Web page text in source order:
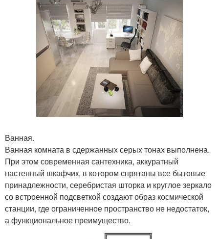
Ванная.
Ванная комната в сдержанных серых тонах выполнена.
При этом современная сантехника, аккуратный
настенный шкафчик, в котором спрятаны все бытовые
принадлежности, серебристая шторка и круглое зеркало
со встроенной подсветкой создают образ космической
станции, где ограниченное пространство не недостаток,
а функциональное преимущество.